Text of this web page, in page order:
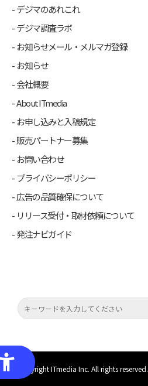
デジマのあれこれ
デジマ調査ラボ
お知らせメール・メルマガ登録
お知らせ
会社概要
About ITmedia
お申し込みと入稿規定
販売パートナー募集
お問い合わせ
プライバシーポリシー
広告の品質確保について
リリース受付・取材依頼について
発注ナビガイド
(C) Copyright ITmedia Inc. All rights reserved.